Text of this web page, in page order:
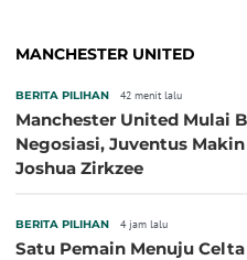
MANCHESTER UNITED
BERITA PILIHAN 42 menit lalu
Manchester United Mulai
Negosiasi, Juventus
Joshua Zirkzee
BERITA PILIHAN 4 jam lalu
Satu Pemain Menuju